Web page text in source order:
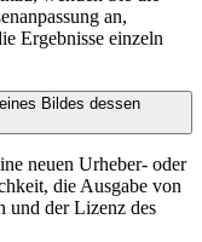
an,
Ergebnisse einzeln
Bildes dessen
neuen Urheber- oder
die Ausgabe von
und der Lizenz des